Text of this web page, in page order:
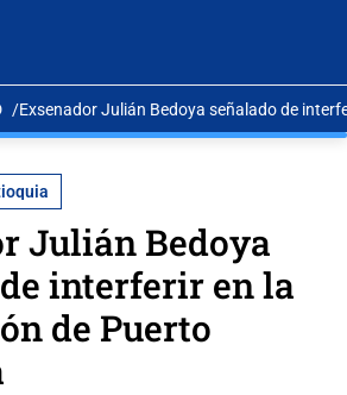
Exsenador Julián Bedoya señalado de
Julián Bedoya
interferir en la
de Puerto